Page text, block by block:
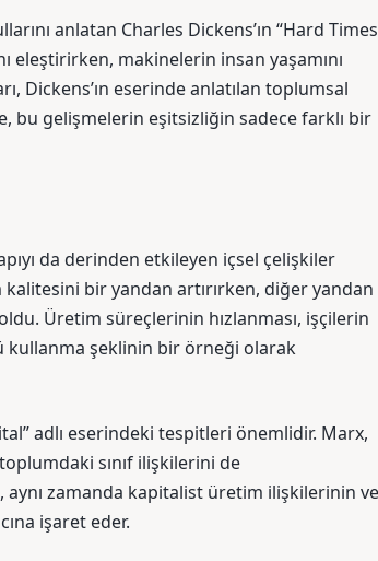
anlatan Charles Dickens’ın “Hard
eleştirirken, makinelerin insan yaşamını
Dickens’ın eserinde anlatılan toplumsal
bu gelişmelerin eşitsizliğin sadece farklı bir
da derinden etkileyen içsel çelişkiler
kalitesini bir yandan artırırken, diğer yandan
Üretim süreçlerinin hızlanması, işçilerin
kullanma şeklinin bir örneği olarak
adlı eserindeki tespitleri önemlidir. Marx,
sınıf ilişkilerini de
aynı zamanda kapitalist üretim ilişkilerinin ve
işaret eder.